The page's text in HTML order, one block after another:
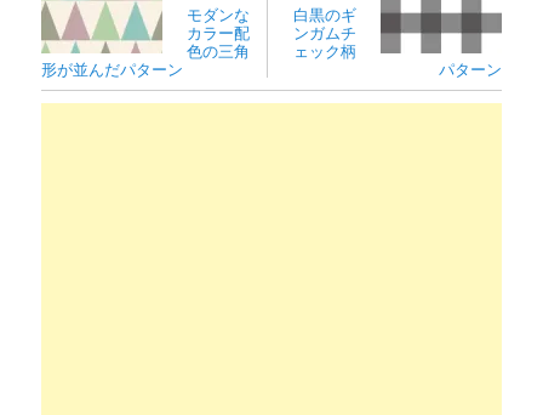
モダンな
カラー配
色の三角
形が並んだパターン
白黒のギ
ンガムチ
ェック柄
パターン